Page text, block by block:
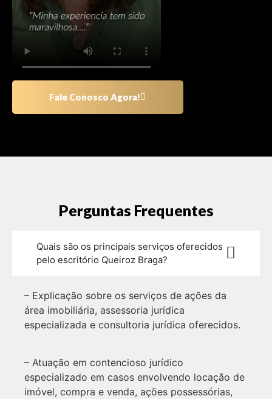
Fale Conosco Agora!
Perguntas Frequentes
Quais são os principais serviços oferecidos
pelo escritório Queiroz Braga?
– Explicação sobre os serviços de ações da
área imobiliária, assessoria jurídica
especializada e consultoria jurídica oferecidos.
– Atuação em contencioso jurídico
especializado em casos envolvendo locação de
imóvel, compra e venda, ações possessórias,